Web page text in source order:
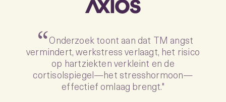
“TM draait niet om
ademhalingstechnieken of chanten, zoals bij
andere meditatievormen. In plaats daarvan
brengt het je naar een kalme, diep
ontspannende staat van bewustzijn voorbij
het denken."